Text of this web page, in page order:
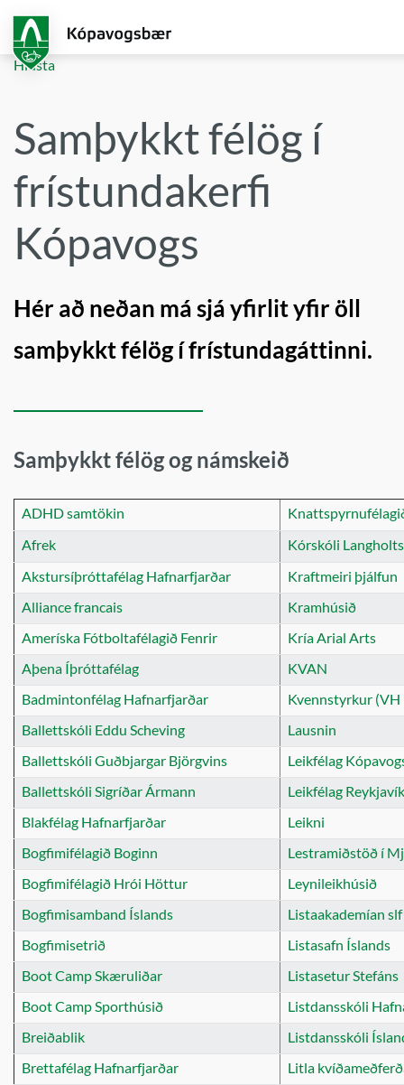
aðalefni
Hlusta
Samþykkt félög í
frístundakerfi
Kópavogs
Hér að neðan má sjá yfirlit yfir öll
samþykkt félög í frístundagáttinni.
Samþykkt félög og námskeið
ADHD samtökin
Afrek
Kórskóli
Akstursíþróttafélag Hafnarfjarðar
Kraftmeiri þjálfun
Alliance francais
Kramhúsið
Ameríska Fótboltafélagið Fenrir
Kría Arial Arts
Aþena Íþróttafélag
KVAN
Badmintonfélag Hafnarfjarðar
Kvennstyrkur (VH
Ballettskóli Eddu Scheving
Lausnin
Ballettskóli Guðbjargar Björgvins
Leikfélag
Ballettskóli Sigríðar Ármann
Leikfélag
Blakfélag Hafnarfjarðar
Leikni
Bogfimifélagið Boginn
Lestramiðstöð í
Bogfimifélagið Hrói Höttur
Leynileikhúsið
Bogfimisamband Íslands
Listaakademían slf
Bogfimisetrið
Listasafn Íslands
Boot Camp Skæruliðar
Listasetur Stefáns
Boot Camp Sporthúsið
Listdansskóli
Breiðablik
Listdansskóli
Brettafélag Hafnarfjarðar
Litla